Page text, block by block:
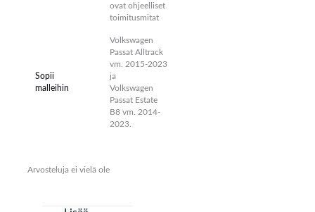
ovat ohjeelliset
toimitusmitat
Sopii
malleihin
Volkswagen
Passat Alltrack
vm. 2015-2023
ja
Volkswagen
Passat Estate
B8 vm. 2014-
2023.
Arvosteluja ei vielä ole